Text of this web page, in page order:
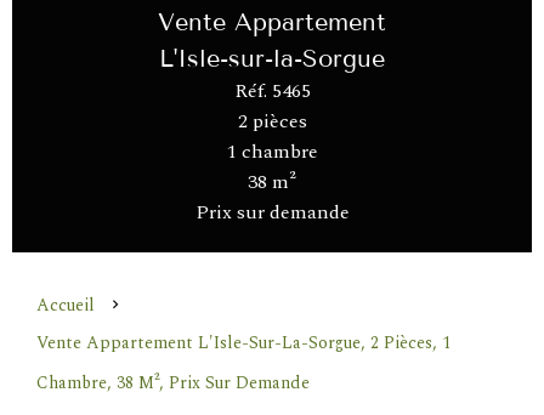
Vente Appartement
L'Isle-sur-la-Sorgue
Réf. 5465
2 pièces
1 chambre
38 m²
Prix sur demande
Accueil
Vente Appartement L'Isle-Sur-La-Sorgue, 2 Pièces, 1
Chambre, 38 M², Prix Sur Demande